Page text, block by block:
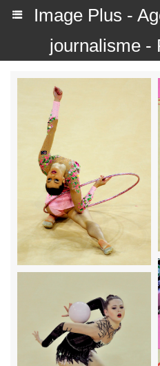
Image Plus -
journalisme -